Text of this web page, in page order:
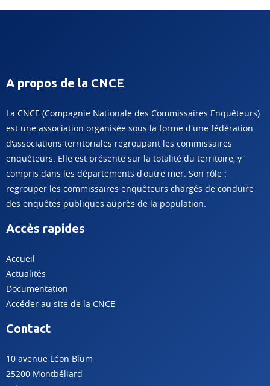
A propos de la CNCE
La CNCE (Compagnie Nationale des Commissaires Enquêteurs)
est une association organisée sous la forme d'une fédération
d'associations territoriales regroupant les commissaires
enquêteurs. Elle est présente sur la totalité du territoire, y
compris dans les départements d'outre mer. Son rôle :
regrouper les commissaires enquêteurs chargés de conduire
des enquêtes publiques auprès de la population.
Accès rapides
Accueil
Actualités
Documentation
Accéder au site de la CNCE
Contact
10 avenue Léon Blum
25200 Montbéliard